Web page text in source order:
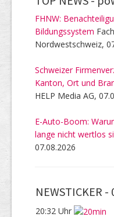
FHNW:
Bildungssystem
Nordwestschweiz,
Schweizer
Kanton, Ort und
HELP Media AG,
E-Auto-Boom:
lange nicht wertlos
07.08.2026
NEWSTICKER -
20:32 Uhr